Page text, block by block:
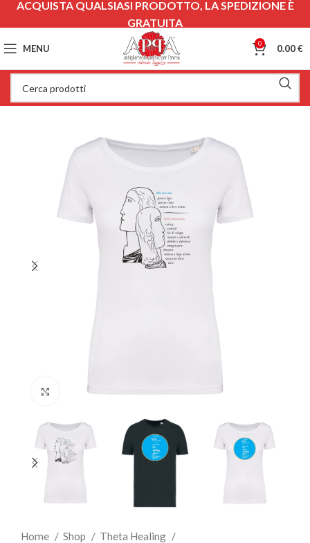
MENU 0 0.00€
Clicca per ingrandire
Home Shop Theta Healing
ACQUISTA QUALSIASI PRODOTTO, LA SPEDIZIONE È
GRATUITA